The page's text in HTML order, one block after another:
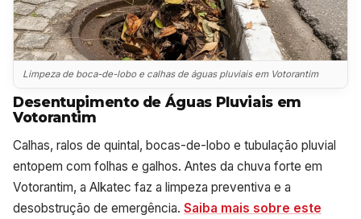
Limpeza de boca-de-lobo e calhas de águas pluviais em Votorantim
Desentupimento de Águas Pluviais em
Votorantim
Calhas, ralos de quintal, bocas-de-lobo e tubulação pluvial
entopem com folhas e galhos. Antes da chuva forte em
Votorantim, a Alkatec faz a limpeza preventiva e a
desobstrução de emergência. Saiba mais sobre este